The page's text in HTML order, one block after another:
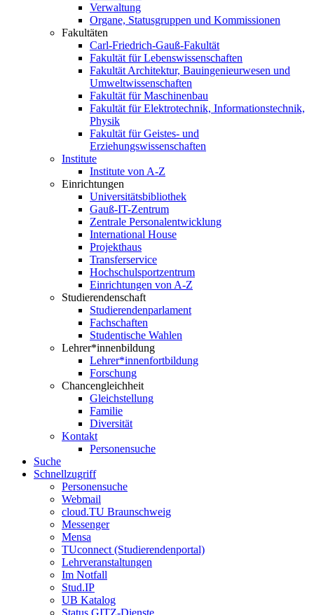
Verwaltung
Organe, Statusgruppen und Kommissionen
Fakultäten
Carl-Friedrich-Gauß-Fakultät
Fakultät für Lebenswissenschaften
Fakultät Architektur, Bauingenieurwesen und
Umweltwissenschaften
Fakultät für Maschinenbau
Fakultät für Elektrotechnik, Informationstechnik,
Physik
Fakultät für Geistes- und
Erziehungswissenschaften
Institute
Institute von A-Z
Einrichtungen
Universitätsbibliothek
Gauß-IT-Zentrum
Zentrale Personalentwicklung
International House
Projekthaus
Transferservice
Hochschulsportzentrum
Einrichtungen von A-Z
Studierendenschaft
Studierendenparlament
Fachschaften
Studentische Wahlen
Lehrer*innenbildung
Lehrer*innenfortbildung
Forschung
Chancengleichheit
Gleichstellung
Familie
Diversität
Kontakt
Personensuche
Suche
Schnellzugriff
Personensuche
Webmail
cloud.TU Braunschweig
Messenger
Mensa
TUconnect (Studierendenportal)
Lehrveranstaltungen
Im Notfall
Stud.IP
UB Katalog
Status GITZ-Dienste